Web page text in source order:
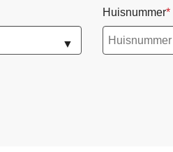
▼
Huisnummer